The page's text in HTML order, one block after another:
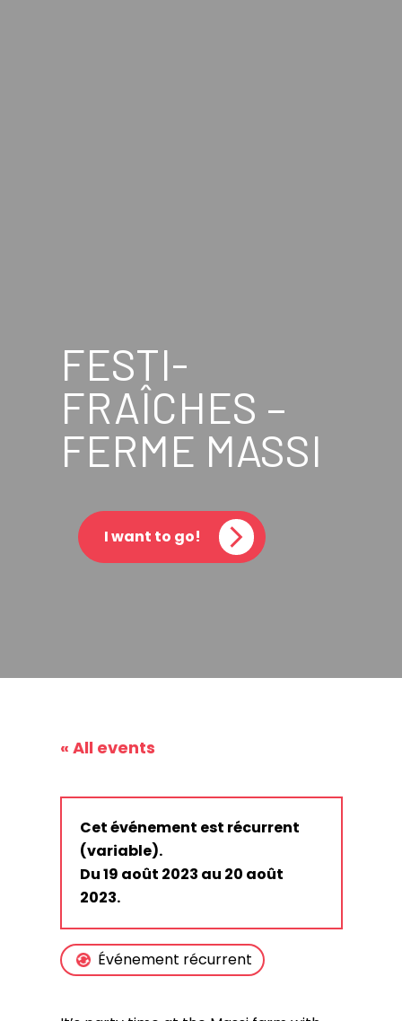
FESTI-
FRAÎCHES –
FERME MASSI
I want to go!
« All events
Cet événement est récurrent
(variable).
Du 19 août 2023 au 20 août
2023.
Événement récurrent